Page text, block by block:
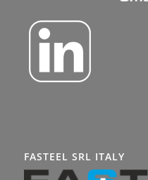
FASTEEL SRL ITALY